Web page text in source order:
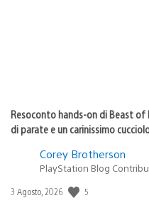
Resoconto hands-on di Beast
di parate e un carinissimo
Corey Brotherson
PlayStation Blog
Data
3 Agosto, 2026 5